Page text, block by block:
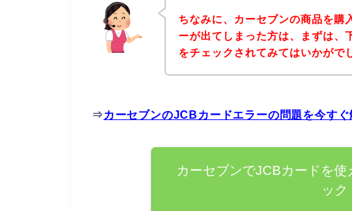
ちなみに、カーセブンの商品を購
ーが出てしまった方は、まずは、
をチェックされてみてはいかがで
⇒ カーセブンのJCBカードエラーの問題を今す
カーセブンでJCBカードを使
ック